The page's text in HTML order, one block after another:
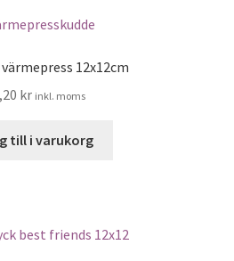
12x12cm
kr inkl. moms
till i varukorg